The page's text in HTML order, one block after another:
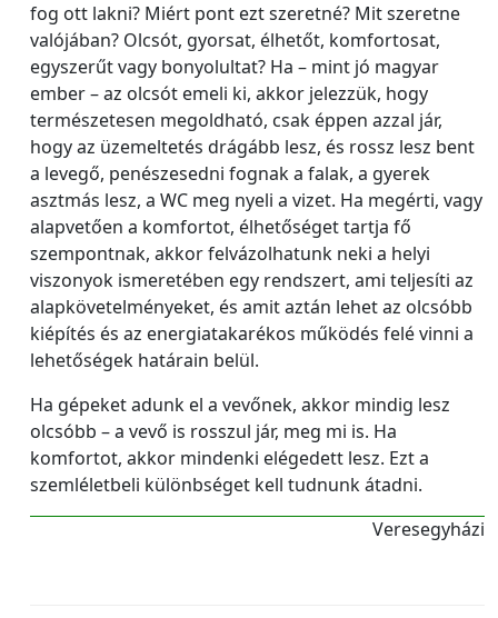
fog ott lakni? Miért pont ezt szeretné? Mit szeretne
valójában? Olcsót, gyorsat, élhetőt, komfortosat,
egyszerűt vagy bonyolultat? Ha – mint jó magyar
ember – az olcsót emeli ki, akkor jelezzük, hogy
természetesen megoldható, csak éppen azzal jár,
hogy az üzemeltetés drágább lesz, és rossz lesz bent
a levegő, penészesedni fognak a falak, a gyerek
asztmás lesz, a WC meg nyeli a vizet. Ha megérti, vagy
alapvetően a komfortot, élhetőséget tartja fő
szempontnak, akkor felvázolhatunk neki a helyi
viszonyok ismeretében egy rendszert, ami teljesíti az
alapkövetelményeket, és amit aztán lehet az olcsóbb
kiépítés és az energiatakarékos működés felé vinni a
lehetőségek határain belül.
Ha gépeket adunk el a vevőnek, akkor mindig lesz
olcsóbb – a vevő is rosszul jár, meg mi is. Ha
komfortot, akkor mindenki elégedett lesz. Ezt a
szemléletbeli különbséget kell tudnunk átadni.
Veresegyházi